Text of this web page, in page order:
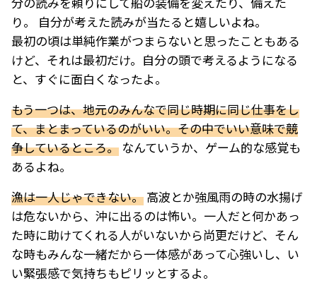
り。 自分が考えた読みが当たると嬉しいよね。
最初の頃は単純作業がつまらないと思ったこともある
けど、それは最初だけ。自分の頭で考えるようになる
と、すぐに面白くなったよ。
もう一つは、地元のみんなで同じ時期に同じ仕事をし
て、まとまっているのがいい。その中でいい意味で競
争しているところ。 なんていうか、ゲーム的な感覚も
あるよね。
漁は一人じゃできない。 高波とか強風雨の時の水揚げ
は危ないから、沖に出るのは怖い。一人だと何かあっ
た時に助けてくれる人がいないから尚更だけど、そん
な時もみんな一緒だから一体感があって心強いし、い
い緊張感で気持ちもピリッとするよ。